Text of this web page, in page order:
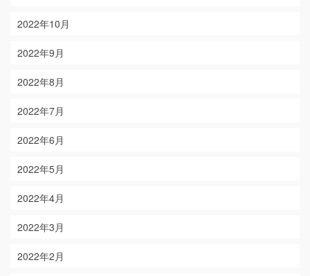
2022年10月
2022年9月
2022年8月
2022年7月
2022年6月
2022年5月
2022年4月
2022年3月
2022年2月